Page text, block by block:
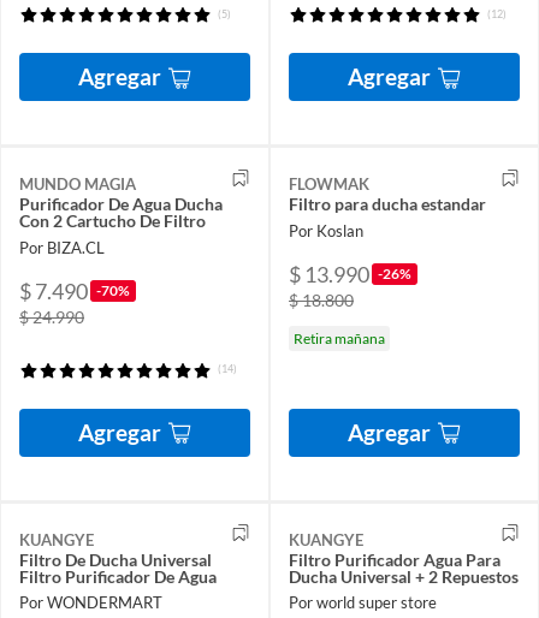
(5)
Agregar
(12)
Agregar
MUNDO MAGIA
Purificador De Agua Ducha
Con 2 Cartucho De Filtro
Por BIZA.CL
$ 7.490 -70%
$ 24.990
(14)
Agregar
FLOWMAK
Filtro para ducha estandar
Por Koslan
$ 13.990 -26%
$ 18.800
Retira mañana
Agregar
KUANGYE
Filtro De Ducha Universal
Filtro Purificador De Agua
Por WONDERMART
KUANGYE
Filtro Purificador Agua Para
Ducha Universal + 2 Repuestos
Por world super store